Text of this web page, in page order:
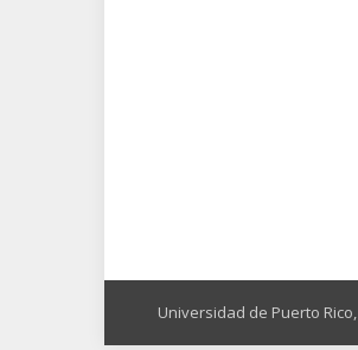
Universidad de Puerto Rico,